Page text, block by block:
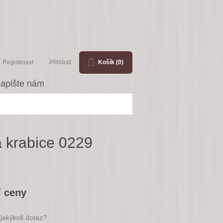
Registrovat Přihlásit Košík (0)
nám
krabice 0229
ceny
dotaz?